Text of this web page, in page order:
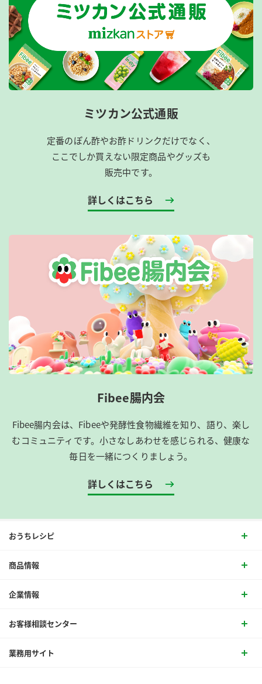
ミツカン公式通販
定番のぽん酢やお酢ドリンクだけでなく、
ここでしか買えない限定商品やグッズも
販売中です。
詳しくはこちら
Fibee腸内会
Fibee腸内会は、​Fibeeや発酵性食物繊維を知り、語り、楽し
むコミュニティです。​小さなしあわせを感じられる、健康な
毎日を一緒につくりましょう。
詳しくはこちら
おうちレシピ
商品情報
企業情報
お客様相談センター
業務用サイト